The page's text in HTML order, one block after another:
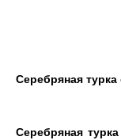
Серебряная турка
Серебряная турка